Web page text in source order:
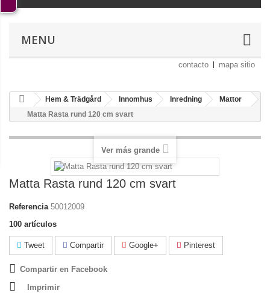
MENU
contacto mapa sitio
Hem & Trädgård Innomhus Inredning
Mattor
Matta Rasta rund 120 cm svart
Ver más grande
Matta Rasta rund 120 cm svart
Referencia 50012009
100 artículos
Tweet Compartir Google+ Pinterest
Compartir en Facebook
Imprimir